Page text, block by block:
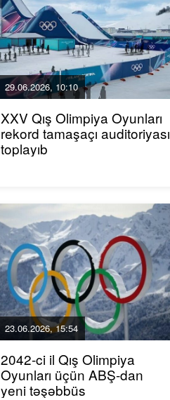
29.06.2026, 10:10
XXV Qış Olimpiya Oyunları
rekord tamaşaçı auditoriyası
toplayıb
23.06.2026, 15:54
2042-ci il Qış Olimpiya
Oyunları üçün ABŞ-dan
yeni təşəbbüs